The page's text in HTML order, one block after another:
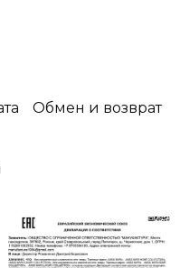
и
себя и
Обмен и возврат